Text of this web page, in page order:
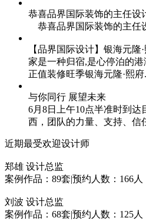
恭喜品界国际装饰的主任设
恭喜品界国际装饰的主任
【品界国际设计】银海元隆
家是一种归宿,是心停泊的
正值装修旺季银海元隆·熙府
与你同行 展望未来
6月8日上午10点半准时到
西，团队的力量、支持、信
近期最受欢迎设计师
郑雄 设计总监
案例作品：89套|预约人数：166人
刘波 设计总监
案例作品：68套|预约人数：125人